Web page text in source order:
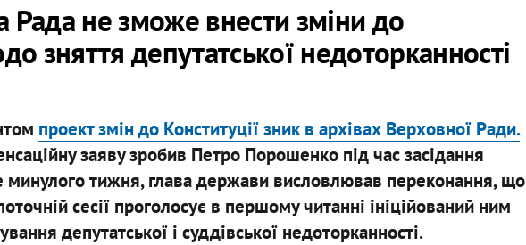
не зможе внести зміни до
зняття депутатської недоторканності
проект змін до Конституції зник в архівах Верховної Ради.
заяву зробив Петро Порошенко під час засідання
тижня, глава держави висловлював переконання, що
сесії проголосує в першому читанні ініційований ним
депутатської і суддівської недоторканності.